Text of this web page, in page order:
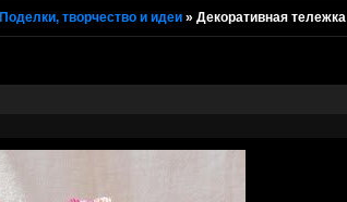
Поделки, творчество и идеи »Декоративная тележка